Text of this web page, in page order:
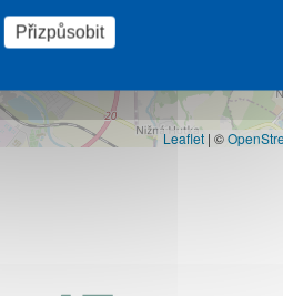
Leaflet | ©
Přizpůsobit